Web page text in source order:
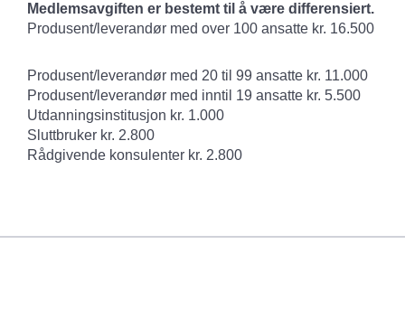
Medlemsavgiften er bestemt til å være differensiert.
Produsent/leverandør med over 100 ansatte kr. 16.500
Produsent/leverandør med 20 til 99 ansatte kr. 11.000
Produsent/leverandør med inntil 19 ansatte kr. 5.500
Utdanningsinstitusjon kr. 1.000
Sluttbruker kr. 2.800
Rådgivende konsulenter kr. 2.800